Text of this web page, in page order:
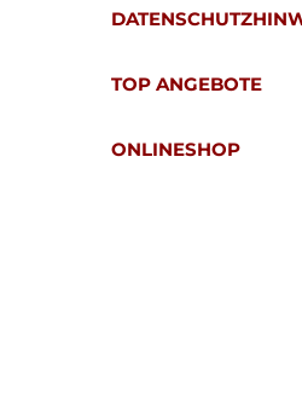
TOP ANGEBOTE
ONLINESHOP